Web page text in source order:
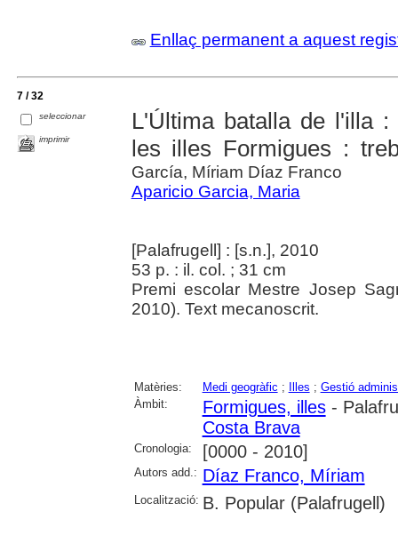
Enllaç permanent a aquest
7 / 32
seleccionar
imprimir
L'Última batalla de l'illa
les illes Formigues :
García, Míriam Díaz Franco
Aparicio Garcia, Maria
[Palafrugell] : [s.n.], 2010
53 p. : il. col. ; 31 cm
Premi escolar Mestre Josep
2010). Text mecanoscrit.
Matèries: Medi geogràfic ; Illes ; Gestió
Àmbit:
Formigues, illes-
Costa Brava
Cronologia: [0000 - 2010]
Autors add.: Díaz Franco, Míriam
Localització: B. Popular (Palafrugell)